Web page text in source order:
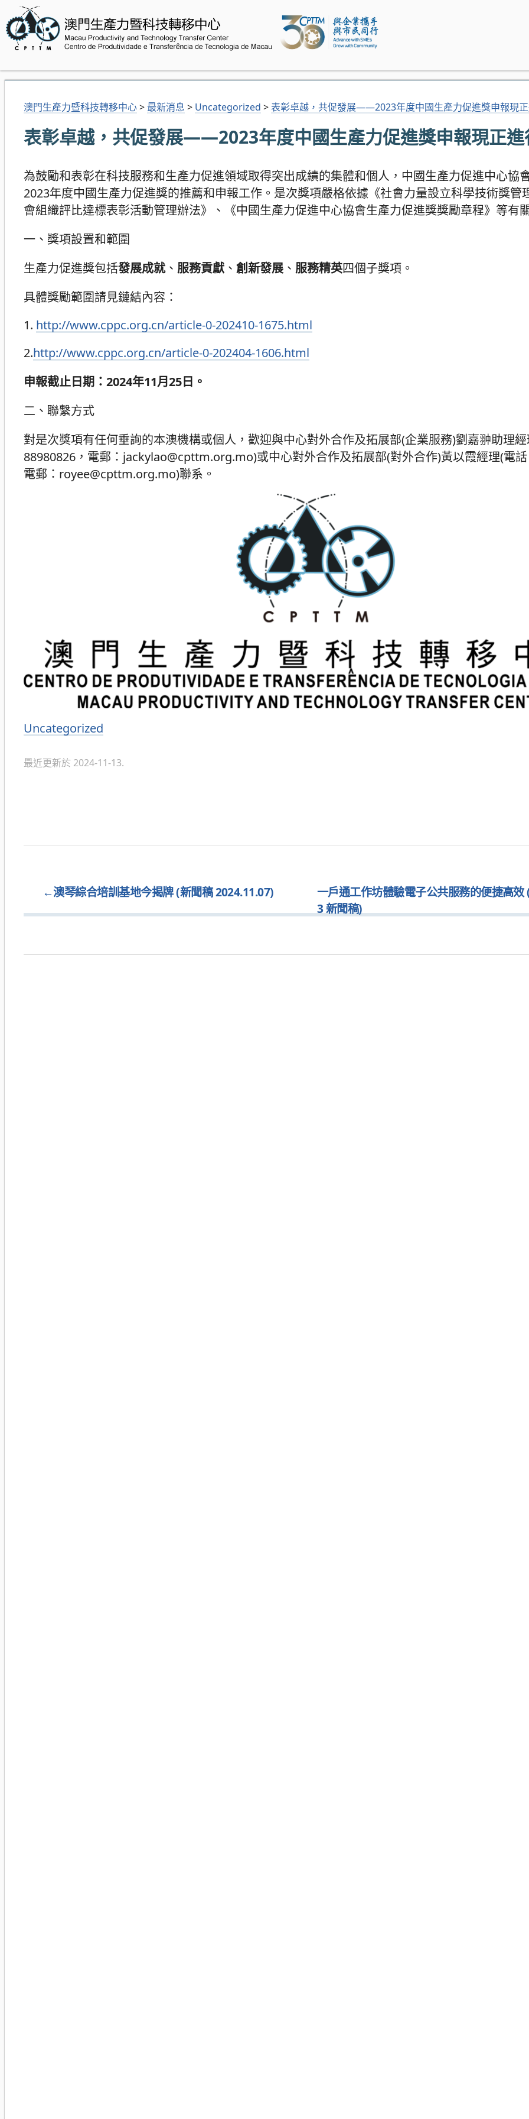
澳門生產力暨科技轉移中心> 最新消息 > Uncategorized >表彰卓越，共促發展——2023年度中國生產力促進獎申報現
表彰卓越，共促發展——2023年度中國生產力促進獎申報現正進
為鼓勵和表彰在科技服務和生產力促進領域取得突出成績的集體和個人，中國生產力促進中心協
2023年度中國生產力促進獎的推薦和申報工作。是次獎項嚴格依據《社會力量設立科學技術獎管
會組織評比達標表彰活動管理辦法》、《中國生產力促進中心協會生產力促進獎獎勵章程》等有
一、獎項設置和範圍
生產力促進獎包括發展成就、 服務貢獻 、 創新發展、 服務精英四個子獎項。
具體獎勵範圍請見鏈結內容：
1. http://www.cppc.org.cn/article-0-202410-1675.html
2.http://www.cppc.org.cn/article-0-202404-1606.html
申報截止日期：2024年11月25日。
二、聯繫方式
對是次獎項有任何垂詢的本澳機構或個人，歡迎與中心對外合作及拓展部(企業服務)劉嘉翀助理
88980826，電郵：jackylao@cpttm.org.mo)或中心對外合作及拓展部(對外合作)黃以霞經理(電
電郵：royee@cpttm.org.mo)聯系。
分
Uncategorized
最近更新於 2024-11-13.
←澳琴綜合培訓基地今揭牌 (新聞稿 2024.11.07)
一戶通工作坊體驗電子公共服務的便捷高效
3 新聞稿)